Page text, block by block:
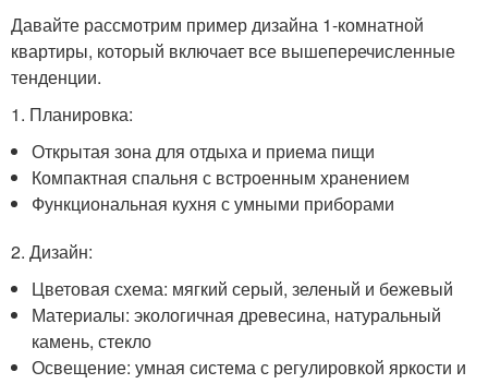
Давайте рассмотрим пример дизайна 1-комнатной
квартиры, который включает все вышеперечисленные
тенденции.
1. Планировка:
Открытая зона для отдыха и приема пищи
Компактная спальня с встроенным хранением
Функциональная кухня с умными приборами
2. Дизайн:
Цветовая схема: мягкий серый, зеленый и бежевый
Материалы: экологичная древесина, натуральный
камень, стекло
Освещение: умная система с регулировкой яркости и